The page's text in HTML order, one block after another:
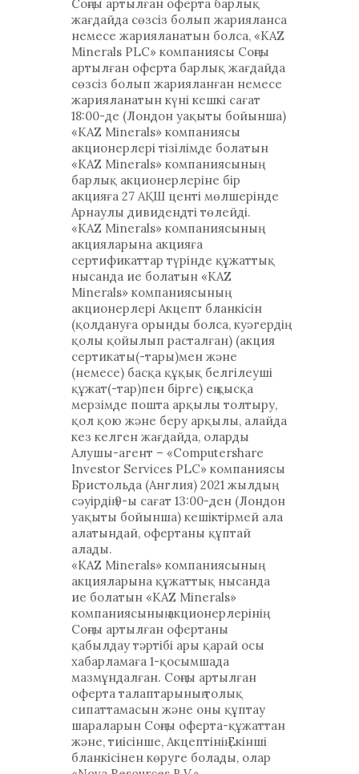
Соңғы артылған оферта барлық
жағдайда сөзсіз болып жарияланса
немесе жарияланатын болса, «KAZ
Minerals PLC» компаниясы Соңғы
артылған оферта барлық жағдайда
сөзсіз болып жарияланған немесе
жарияланатын күні кешкі сағат
18:00-де (Лондон уақыты бойынша)
«KAZ Minerals» компаниясы
акционерлері тізілімде болатын
«KAZ Minerals» компаниясының
барлық акционерлеріне бір
акцияға 27 АҚШ центі мөлшерінде
Арнаулы дивидендті төлейді.
«KAZ Minerals» компаниясының
акцияларына акцияға
сертификаттар түрінде құжаттық
нысанда ие болатын «KAZ
Minerals» компаниясының
акционерлері Акцепт бланкісін
(қолдануға орынды болса, куәгердің
қолы қойылып расталған) (акция
сертикаты(-тары)мен және
(немесе) басқа құқық белгілеуші
құжат(-тар)пен бірге) ең қысқа
мерзімде пошта арқылы толтыру,
қол қою және беру арқылы, алайда
кез келген жағдайда, оларды
Алушы-агент – «Computershare
Investor Services PLC» компаниясы
Бристольда (Англия) 2021 жылдың
сәуірдің 9-ы сағат 13:00-ден (Лондон
уақыты бойынша) кешіктірмей ала
алатындай, офертаны құптай
алады.
«KAZ Minerals» компаниясының
акцияларына құжаттық нысанда
ие болатын «KAZ Minerals»
компаниясының акционерлерінің
Соңғы артылған офертаны
қабылдау тәртібі ары қарай осы
хабарламаға 1-қосымшада
мазмұндалған. Соңғы артылған
оферта талаптарының толық
сипаттамасын және оны құптау
шараларын Соңғы оферта-құжаттан
және, тиісінше, Акцептінің Екінші
бланкісінен көруге болады, олар